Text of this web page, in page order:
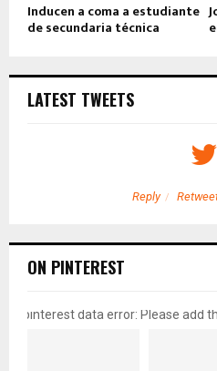
Inducen a coma a estudiante
de secundaria técnica
LATEST TWEETS
Reply
ON PINTEREST
pinterest data error: Please add